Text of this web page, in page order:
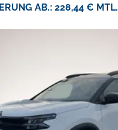
AB.: 228,44 € MTL.